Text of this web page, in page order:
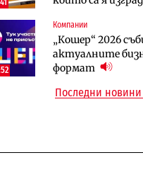
Компании
„Кошер“ 2026
актуалните
формат
To:know
Последни дни с
цените в лева:
Компании
А1 отново е
технологичните
Последни новини